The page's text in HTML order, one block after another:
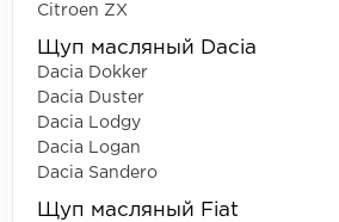
Citroen ZX
Щуп масляный Dacia
Dacia Dokker
Dacia Duster
Dacia Lodgy
Dacia Logan
Dacia Sandero
Щуп масляный Fiat